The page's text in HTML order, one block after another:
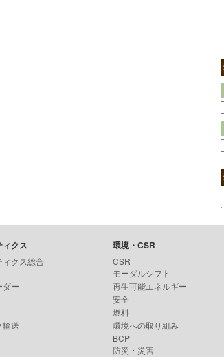
ィクス
ィクス総合
ダー
輸送
環境・CSR
CSR
モーダルシフト
再生可能エネルギー
安全
燃料
環境への取り組み
BCP
防災・災害